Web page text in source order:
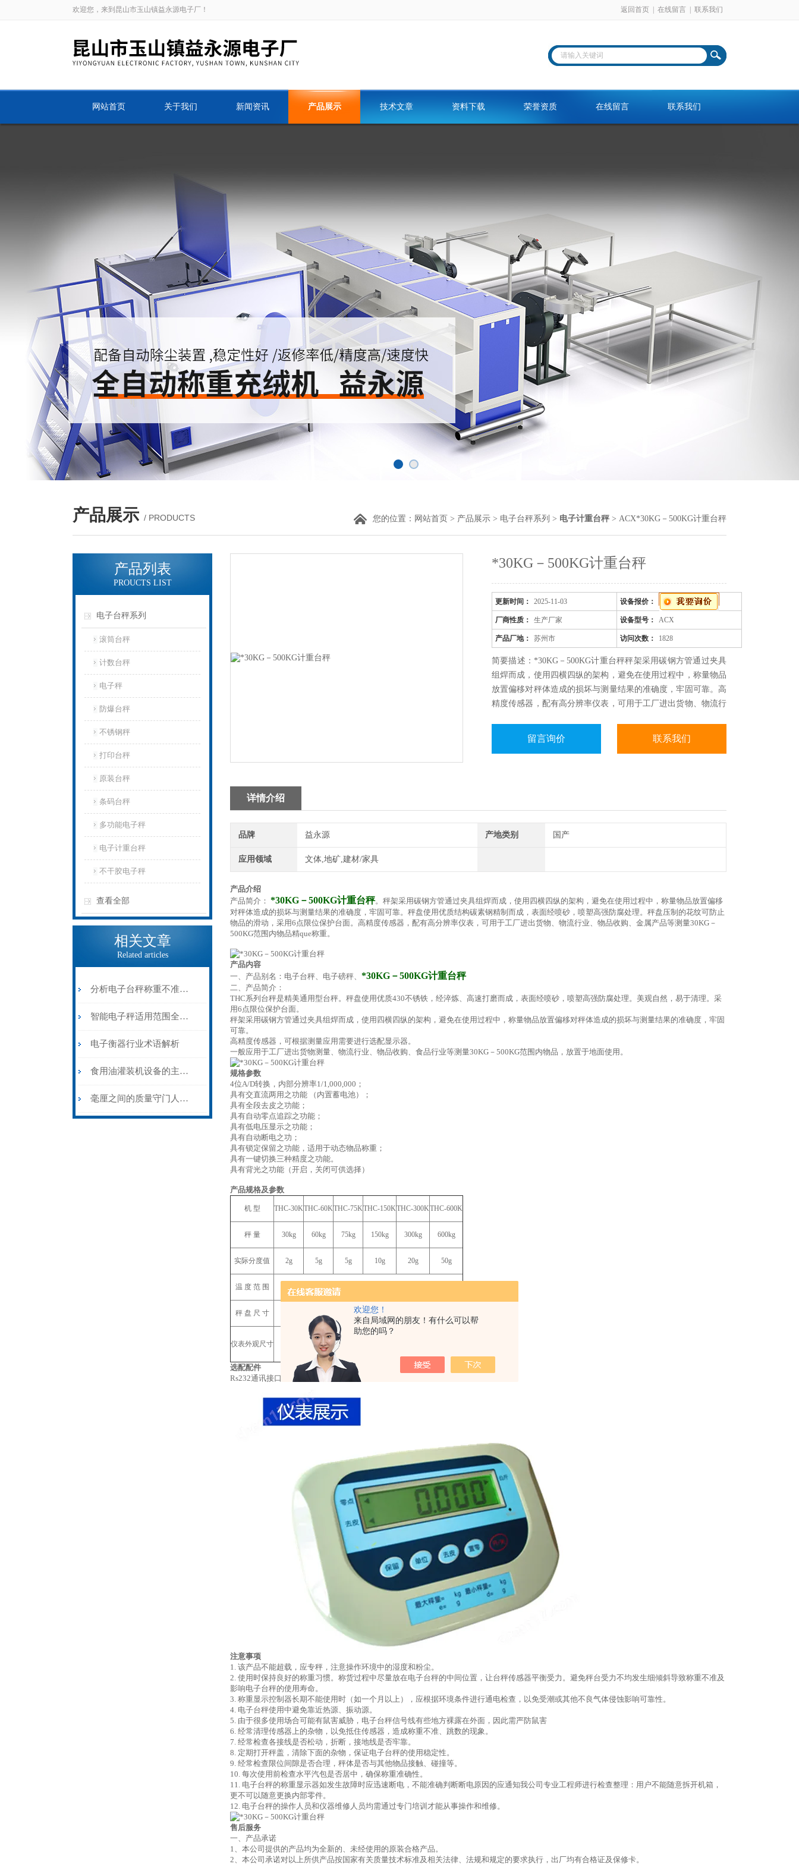
欢迎您！
来自局域网的朋友！有什么可以帮
助您的吗？
欢迎您，来到昆山市玉山镇益永源电子厂！ 返回首页 在线留言 联系我们
网站首页 关于我们 新闻资讯 产品展示 技术文章 资料下载 荣誉资质 在线留言 联系我们
产品展示 / PRODUCTS 您的位置： 网站首页 > 产品展示 > 电子台秤系列 > 电子计重台秤 > ACX*30KG－500KG计重台秤
产品列表
PROUCTS LIST
电子台秤系列
滚筒台秤
计数台秤
电子秤
防爆台秤
不锈钢秤
打印台秤
原装台秤
条码台秤
多功能电子秤
电子计重台秤
不干胶电子秤
查看全部
相关文章
Related articles
分析电子台秤称重不准的原因有哪些？
智能电子秤适用范围全面解析
电子衡器行业术语解析
食用油灌装机设备的主要特点
毫厘之间的质量守门人：检重称的动态计量原理与产线实践
*30KG－500KG计重台秤
更新时间： 2025-11-03 设备报价：
厂商性质： 生产厂家 设备型号： ACX
产品厂地： 苏州市 访问次数： 1828
简要描述：*30KG－500KG计重台秤秤架采用碳钢方管通过夹具
组焊而成，使用四横四纵的架构，避免在使用过程中，称量物品
放置偏移对秤体造成的损坏与测量结果的准确度，牢固可靠。高
精度传感器，配有高分辨率仪表，可用于工厂进出货物、物流行
留言询价 联系我们
详情介绍
品牌 益永源 产地类别 国产
应用领域 文体,地矿,建材/家具
产品介绍
产品简介： *30KG－500KG计重台秤。秤架采用碳钢方管通过夹具组焊而成，使用四横四纵的架构，避免在使用过程中，称量物品放置偏移
对秤体造成的损坏与测量结果的准确度，牢固可靠。秤盘使用优质结构碳素钢精制而成，表面经喷砂，喷塑高强防腐处理。秤盘压制的花纹可防止
物品的滑动，采用6点限位保护台面。高精度传感器，配有高分辨率仪表，可用于工厂进出货物、物流行业、物品收购、金属产品等测量30KG－
500KG范围内物品精que称重。
产品内容
一、产品别名：电子台秤、电子磅秤、 *30KG－500KG计重台秤
二、产品简介：
THC系列台秤是精美通用型台秤。秤盘使用优质430不锈铁，经淬炼、高速打磨而成，表面经喷砂，喷塑高强防腐处理。美观自然，易于清理。采
用6点限位保护台面。
秤架采用碳钢方管通过夹具组焊而成，使用四横四纵的架构，避免在使用过程中，称量物品放置偏移对秤体造成的损坏与测量结果的准确度，牢固
可靠。
高精度传感器，可根据测量应用需要进行选配显示器。
一般应用于工厂进出货物测量、物流行业、物品收购、食品行业等测量30KG－500KG范围内物品，放置于地面使用。
规格参数
4位A/D转换，内部分辨率1/1,000,000；
具有交直流两用之功能 （内置蓄电池）；
具有全段去皮之功能；
具有自动零点追踪之功能；
具有低电压显示之功能；
具有自动断电之功；
具有锁定保留之功能，适用于动态物品称重；
具有一键切换三种精度之功能。
具有背光之功能（开启，关闭可供选择）
产品规格及参数
机 型 THC-30KTHC-60KTHC-75KTHC-150KTHC-300KTHC-600K
秤 量 30kg 60kg 75kg 150kg 300kg 600kg
实际分度值 2g 5g 5g 10g 20g 50g
温 度 范 围
秤 盘 尺 寸 300mm*400mm、400mm*500mm、450mm*600mm
仪表外观尺寸 240mm*160mm*140mm
选配配件
Rs232通讯接口；重量报警接口
注意事项
1. 该产品不能超载，应专秤，注意操作环境中的湿度和粉尘。
2. 使用时保持良好的称重习惯。称货过程中尽量放在电子台秤的中间位置，让台秤传感器平衡受力。避免秤台受力不均发生细倾斜导致称重不准及
影响电子台秤的使用寿命。
3. 称重显示控制器长期不能使用时（如一个月以上），应根据环境条件进行通电检查，以免受潮或其他不良气体侵蚀影响可靠性。
4. 电子台秤使用中避免靠近热源、振动源。
5. 由于很多使用场合可能有鼠害威胁，电子台秤信号线有些地方裸露在外面，因此需严防鼠害
6. 经常清理传感器上的杂物，以免抵住传感器，造成称重不准、跳数的现象。
7. 经常检查各接线是否松动，折断，接地线是否牢靠。
8. 定期打开秤盖，清除下面的杂物，保证电子台秤的使用稳定性。
9. 经常检查限位间隙是否合理，秤体是否与其他物品接触、碰撞等。
10. 每次使用前检查水平汽包是否居中，确保称重准确性。
11. 电子台秤的称重显示器如发生故障时应迅速断电，不能准确判断断电原因的应通知我公司专业工程师进行检查整理：用户不能随意拆开机箱，
更不可以随意更换内部零件。
12. 电子台秤的操作人员和仪器维修人员均需通过专门培训才能从事操作和维修。
售后服务
一、产品承诺
1、本公司提供的产品均为全新的、未经使用的原装合格产品。
2、本公司承诺对以上所供产品按国家有关质量技术标准及相关法律、法规和规定的要求执行，出厂均有合格证及保修卡。